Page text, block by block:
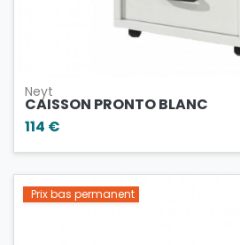
Neyt
CAISSON PRONTO BLANC
114 €
Prix bas permanent